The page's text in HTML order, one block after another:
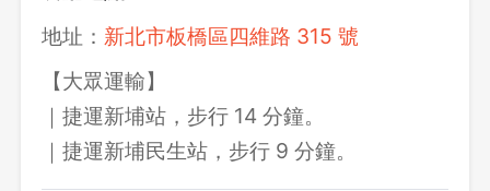
地址： 新北市板橋區四維路 315 號
【大眾運輸】
｜捷運新埔站，步行 14 分鐘。
｜捷運新埔民生站，步行 9 分鐘。